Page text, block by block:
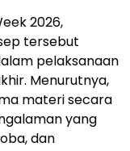
2026,
tersebut
pelaksanaan
Menurutnya,
materi secara
yang
dan